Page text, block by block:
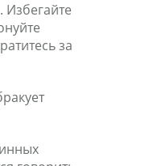
Избегайте
за